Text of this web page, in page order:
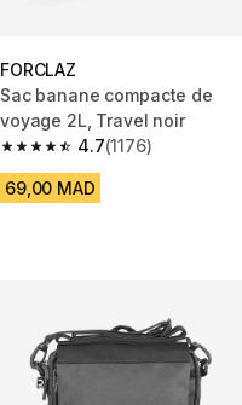
FORCLAZ
Sac banane compacte de
voyage 2L, Travel noir
4.7
4.7 out of 5 stars from 1176
(1176)
69,00 MAD